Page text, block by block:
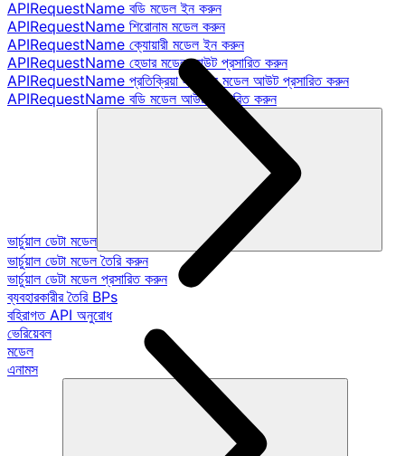
APIRequestName বডি মডেল ইন করুন
APIRequestName শিরোনাম মডেল করুন
APIRequestName ক্যোয়ারী মডেল ইন করুন
APIRequestName হেডার মডেল আউট প্রসারিত করুন
APIRequestName প্রতিক্রিয়া স্ট্যাটাস মডেল আউট প্রসারিত করুন
APIRequestName বডি মডেল আউট প্রসারিত করুন
ভার্চুয়াল ডেটা মডেল
ভার্চুয়াল ডেটা মডেল তৈরি করুন
ভার্চুয়াল ডেটা মডেল প্রসারিত করুন
ব্যবহারকারীর তৈরি BPs
বহিরাগত API অনুরোধ
ভেরিয়েবল
মডেল
এনামস